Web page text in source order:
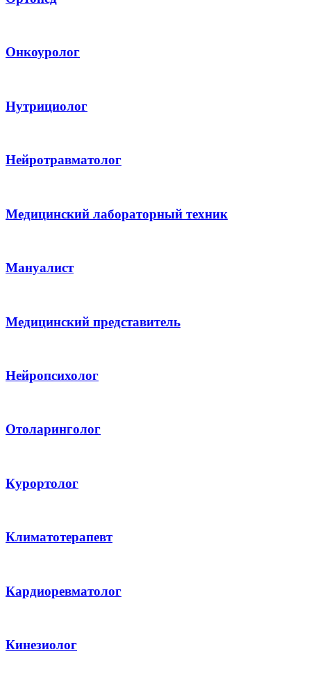
Онкоуролог
Нутрициолог
Нейротравматолог
Медицинский лабораторный техник
Мануалист
Медицинский представитель
Нейропсихолог
Отоларинголог
Курортолог
Климатотерапевт
Кардиоревматолог
Кинезиолог